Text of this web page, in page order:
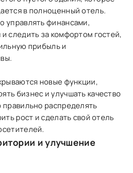
в полноценный отель.
управлять финансами,
следить за комфортом гостей,
прибыль и
новые функции,
бизнес и улучшать качество
распределять
рост и сделать свой отель
и улучшение